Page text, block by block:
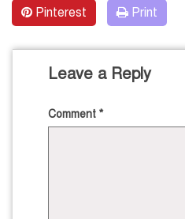
Pinterest Print
Leave a Reply
Comment *